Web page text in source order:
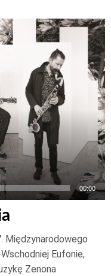
00:00
Międzynarodowego
Eufonie,
Zenona